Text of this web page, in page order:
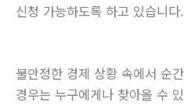
신청 가능하도록 하고 있습니다.
불안정한 경제 상황 속에서 순
경우는 누구에게나 찾아올 수